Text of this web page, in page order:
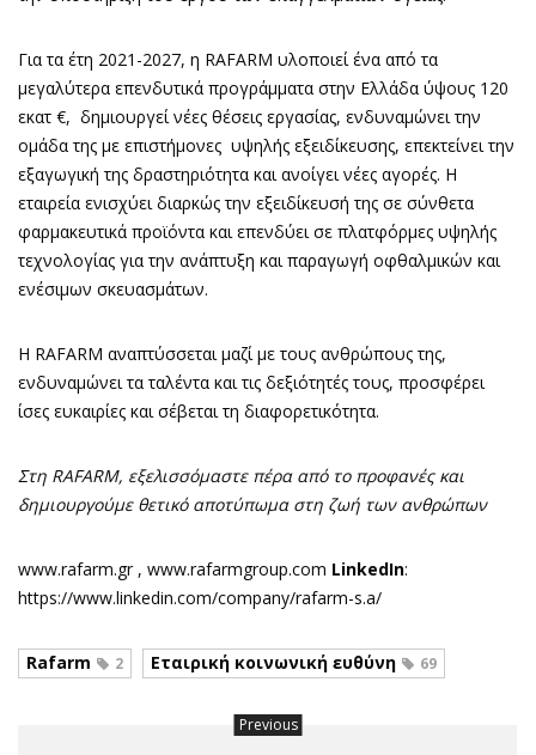
Για τα έτη 2021-2027, η RAFARM υλοποιεί ένα από τα
μεγαλύτερα επενδυτικά προγράμματα στην Ελλάδα ύψους 120
εκατ €, δημιουργεί νέες θέσεις εργασίας, ενδυναμώνει την
ομάδα της με επιστήμονες υψηλής εξειδίκευσης, επεκτείνει την
εξαγωγική της δραστηριότητα και ανοίγει νέες αγορές. Η
εταιρεία ενισχύει διαρκώς την εξειδίκευσή της σε σύνθετα
φαρμακευτικά προϊόντα και επενδύει σε πλατφόρμες υψηλής
τεχνολογίας για την ανάπτυξη και παραγωγή οφθαλμικών και
ενέσιμων σκευασμάτων.
Η RAFARM αναπτύσσεται μαζί με τους ανθρώπους της,
ενδυναμώνει τα ταλέντα και τις δεξιότητές τους, προσφέρει
ίσες ευκαιρίες και σέβεται τη διαφορετικότητα.
Στη RAFARM, εξελισσόμαστε πέρα από το προφανές και
δημιουργούμε θετικό αποτύπωμα στη ζωή των ανθρώπων
www.rafarm.gr , www.rafarmgroup.com LinkedIn:
https://www.linkedin.com/company/rafarm-s.a/
Rafarm 2 Εταιρική κοινωνική ευθύνη 69
Previous